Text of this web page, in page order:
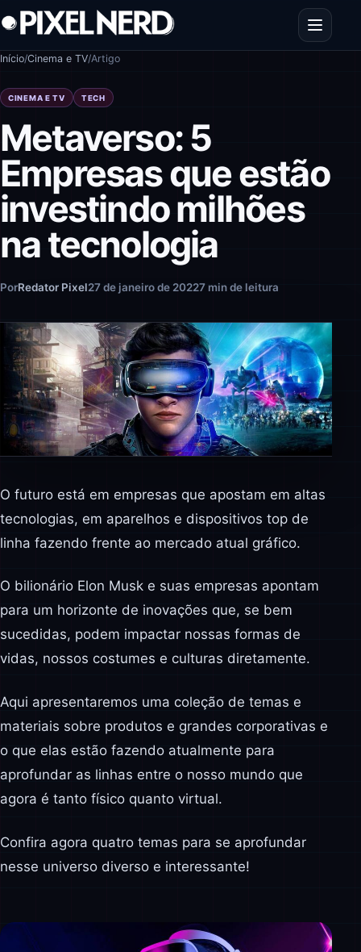
Pular para o conteúdo
Abrir
Início/Cinema e TV/Artigo
CINEMA E TV TECH
Metaverso: 5
Empresas que estão
investindo milhões
na tecnologia
PorRedator Pixel27 de janeiro de 20227 min de leitura
O futuro está em empresas que apostam em altas
tecnologias, em aparelhos e dispositivos top de
linha fazendo frente ao mercado atual gráfico.
O bilionário Elon Musk e suas empresas apontam
para um horizonte de inovações que, se bem
sucedidas, podem impactar nossas formas de
vidas, nossos costumes e culturas diretamente.
Aqui apresentaremos uma coleção de temas e
materiais sobre produtos e grandes corporativas e
o que elas estão fazendo atualmente para
aprofundar as linhas entre o nosso mundo que
agora é tanto físico quanto virtual.
Confira agora quatro temas para se aprofundar
nesse universo diverso e interessante!